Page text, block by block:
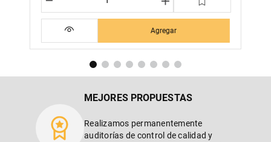
Agregar
MEJORES PROPUESTAS
Realizamos permanentemente
auditorías de control de calidad y